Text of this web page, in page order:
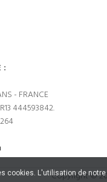
:
- FRANCE
444593842.
Copyright ©
cookies. L'utilisation de